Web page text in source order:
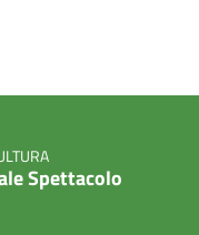
Spettacolo